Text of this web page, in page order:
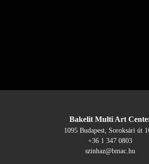
Bakelit Multi Art
1095 Budapest, Soroksári út
+36 1 347 0803
szinhaz@bmac.hu